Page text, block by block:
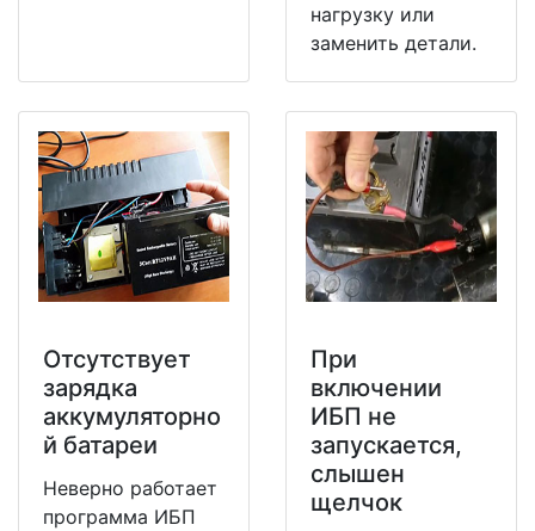
нагрузку или
заменить детали.
Отсутствует
зарядка
аккумуляторно
й батареи
Неверно работает
программа ИБП
При
включении
ИБП не
запускается,
слышен
щелчок